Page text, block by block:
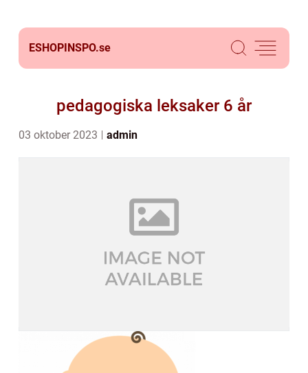
ESHOPINSPO.se
pedagogiska leksaker 6 år
03 oktober 2023 admin